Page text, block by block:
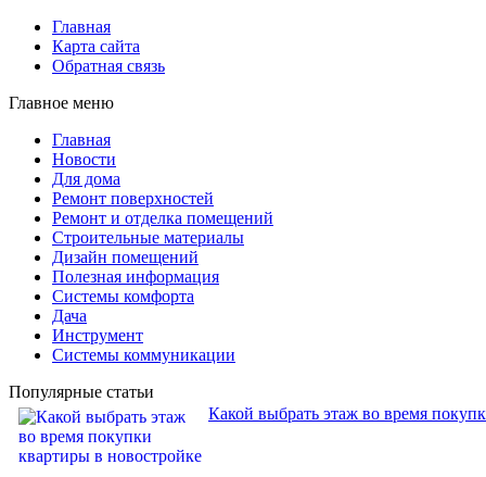
Главная
Карта сайта
Обратная связь
Главное меню
Главная
Новости
Для дома
Ремонт поверхностей
Ремонт и отделка помещений
Строительные материалы
Дизайн помещений
Полезная информация
Системы комфорта
Дача
Инструмент
Системы коммуникации
Популярные статьи
Какой выбрать этаж во время